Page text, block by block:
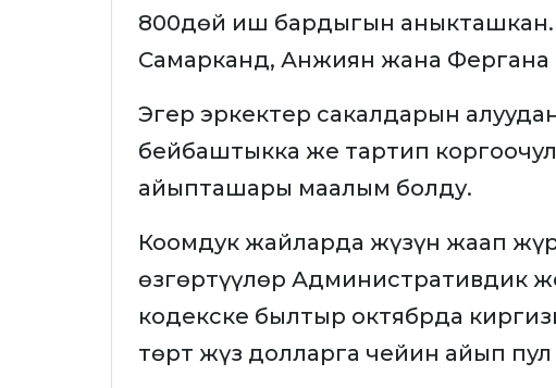
800дөй иш бардыгын
Самарканд, Анжиян жана Фергана
Эгер эркектер сакалдарын
бейбаштыкка же тартип
айыпташары маалым болду.
Коомдук жайларда жүзүн жаап
өзгөртүүлөр Административдик
кодекске былтыр октябрда
төрт жүз долларга чейин айып